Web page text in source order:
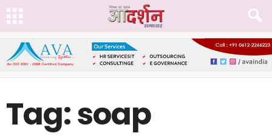
Tag: soap